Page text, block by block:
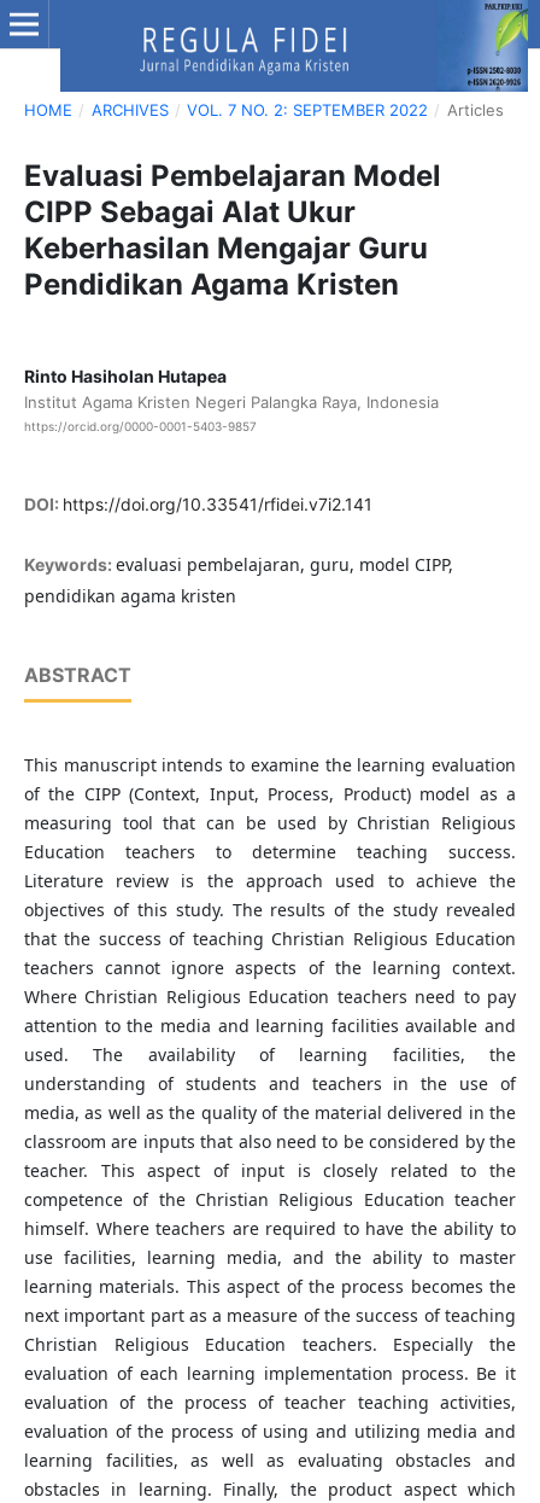
HOME / ARCHIVES / VOL. 7 NO. 2: SEPTEMBER 2022 / Articles
Evaluasi Pembelajaran Model
CIPP Sebagai Alat Ukur
Keberhasilan Mengajar Guru
Pendidikan Agama Kristen
Rinto Hasiholan Hutapea
Institut Agama Kristen Negeri Palangka Raya, Indonesia
https://orcid.org/0000-0001-5403-9857
DOI: https://doi.org/10.33541/rfidei.v7i2.141
Keywords: evaluasi pembelajaran, guru, model CIPP,
pendidikan agama kristen
ABSTRACT
This manuscript intends to examine the learning evaluation
of the CIPP (Context, Input, Process, Product) model as a
measuring tool that can be used by Christian Religious
Education teachers to determine teaching success.
Literature review is the approach used to achieve the
objectives of this study. The results of the study revealed
that the success of teaching Christian Religious Education
teachers cannot ignore aspects of the learning context.
Where Christian Religious Education teachers need to pay
attention to the media and learning facilities available and
used. The availability of learning facilities, the
understanding of students and teachers in the use of
media, as well as the quality of the material delivered in the
classroom are inputs that also need to be considered by the
teacher. This aspect of input is closely related to the
competence of the Christian Religious Education teacher
himself. Where teachers are required to have the ability to
use facilities, learning media, and the ability to master
learning materials. This aspect of the process becomes the
next important part as a measure of the success of teaching
Christian Religious Education teachers. Especially the
evaluation of each learning implementation process. Be it
evaluation of the process of teacher teaching activities,
evaluation of the process of using and utilizing media and
learning facilities, as well as evaluating obstacles and
obstacles in learning. Finally, the product aspect which